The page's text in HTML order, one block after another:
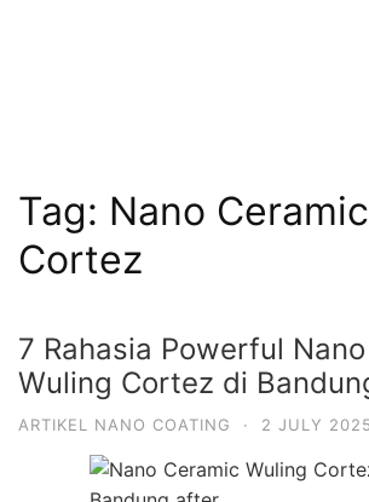
Tag: Nano
Cortez
7 Rahasia Powerful
Wuling Cortez di
ARTIKEL NANO COATING · 2 JULY 2025